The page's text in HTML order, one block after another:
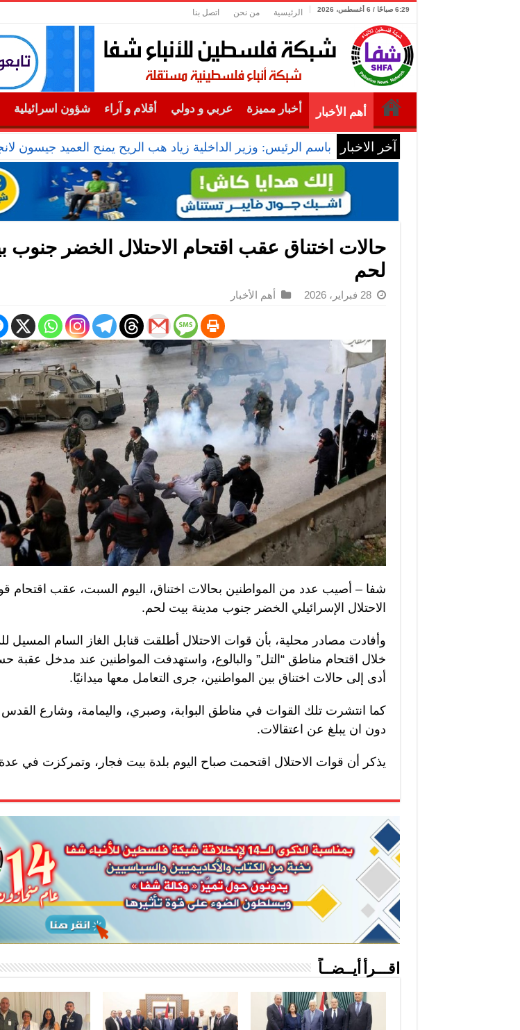
6:29 صباحًا / 6 أغسطس، 2026 الرئيسية من نحن اتصل بنا
أهم الأخبار أخبار مميزة عربي و دولي أقلام و آراء شؤون اسرائيلية
آخر الاخبار باسم الرئيس: وزير الداخلية زياد هب الريح يمنح العميد جيسون
حالات اختناق عقب اقتحام الاحتلال الخضر جنوب
لحم
28 فبراير، 2026 أهم الأخبار
شفا – أصيب عدد من المواطنين بحالات اختناق، اليوم السبت، عقب اقتحام
الاحتلال الإسرائيلي الخضر جنوب مدينة بيت لحم.
وأفادت مصادر محلية، بأن قوات الاحتلال أطلقت قنابل الغاز السام المسيل
خلال اقتحام مناطق “التل” والبالوع، واستهدفت المواطنين عند مدخل عقبة
أدى إلى حالات اختناق بين المواطنين، جرى التعامل معها ميدانيًا.
كما انتشرت تلك القوات في مناطق البوابة، وصبري، واليمامة، وشارع القدس
دون ان يبلغ عن اعتقالات.
يذكر أن قوات الاحتلال اقتحمت صباح اليوم بلدة بيت فجار، وتمركزت في عدة
اقـــرأ أيــضــاً